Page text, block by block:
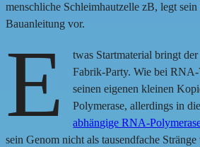
menschliche Schleimhautzelle zB, legt
Bauanleitung vor.
E
twas Startmaterial bringt
Fabrik-Party. Wie bei
seinen eigenen kleinen
Polymerase, allerdings in
abhängige RNA-
sein Genom nicht als tausendfache Stränge